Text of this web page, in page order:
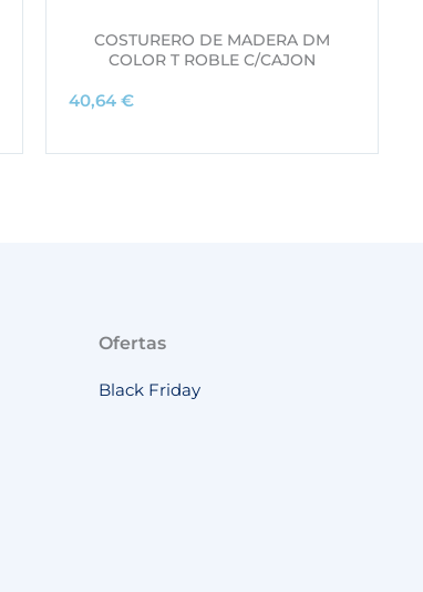
COSTURERO DE MADERA DM
COLOR T ROBLE C/CAJON
40,64 €
Ofertas
Black Friday